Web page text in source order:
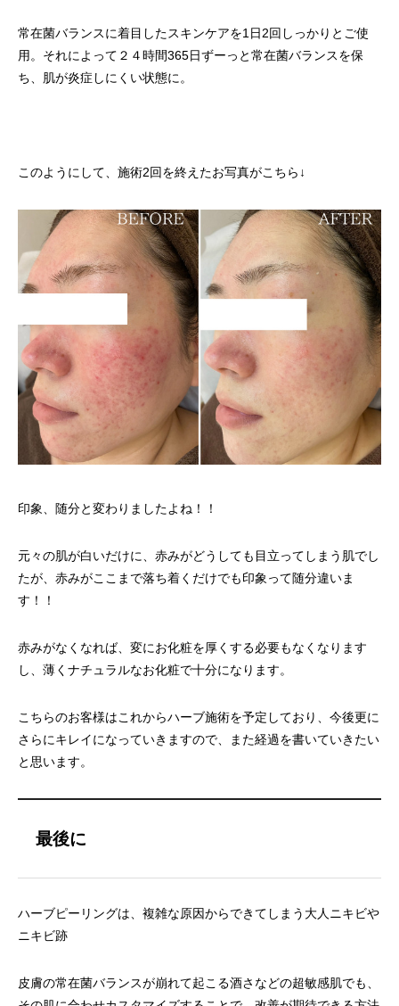
常在菌バランスに着目したスキンケアを1日2回しっかりとご使
用。それによって２４時間365日ずーっと常在菌バランスを保
ち、肌が炎症しにくい状態に。
このようにして、施術2回を終えたお写真がこちら↓
印象、随分と変わりましたよね！！
元々の肌が白いだけに、赤みがどうしても目立ってしまう肌でし
たが、赤みがここまで落ち着くだけでも印象って随分違いま
す！！
赤みがなくなれば、変にお化粧を厚くする必要もなくなります
し、薄くナチュラルなお化粧で十分になります。
こちらのお客様はこれからハーブ施術を予定しており、今後更に
さらにキレイになっていきますので、また経過を書いていきたい
と思います。
最後に
ハーブピーリングは、複雑な原因からできてしまう大人ニキビや
ニキビ跡
皮膚の常在菌バランスが崩れて起こる酒さなどの超敏感肌でも、